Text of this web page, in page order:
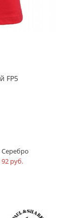
FP5
Серебро
92 руб.